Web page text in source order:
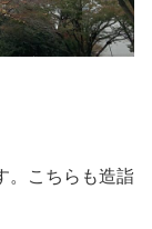
。こちらも造詣